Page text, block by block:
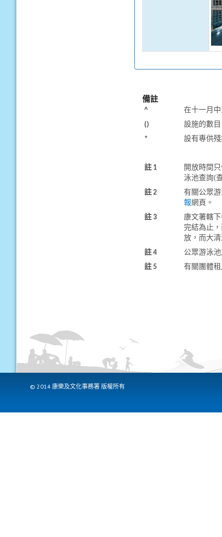
備註
^
在十一月
()
設施的數目
*
設有專供
註 1
開放時間
泳池查詢(
註 2
有關公眾
報網頁。
註 3
康文署轄
完結為止
放，而大
註 4
公眾游泳
註 5
有關團體
© 2014 康樂及文化事務署 版權所有